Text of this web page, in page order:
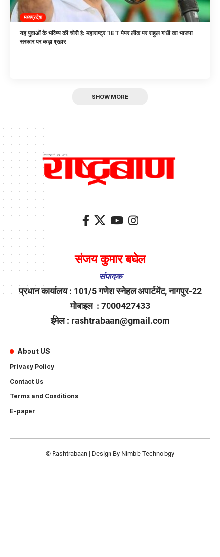
मध्यप्रदेश
यह युवाओं के भविष्य की चोरी है: महाराष्ट्र TET पेपर लीक पर राहुल गांधी का भाजपा
सरकार पर कड़ा प्रहार
SHOW MORE
संजय कुमार बघेल
संपादक
प्रधान कार्यालय : 101/5 गणेश स्नेहल अपार्टमेंट, नागपुर-22
मोबाइल : 7000427433
ईमेल : rashtrabaan@gmail.com
About US
Privacy Policy
Contact Us
Terms and Conditions
E-paper
© Rashtrabaan | Design By Nimble Technology